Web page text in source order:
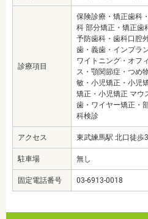
診療項目
保険診療・矯正歯科
科 部分矯正・矯正歯
予防歯科・歯科口腔
歯・義歯・インプラ
ワイトニング・オフ
ス・顎関節症・つめ
敏・小児矯正・小児
矯正・小児矯正 マウ
歯・ワイヤー矯正・
科検診
アクセス 東武練馬駅 北口徒歩
駐車場 無し
固定電話番号 03-6913-0018